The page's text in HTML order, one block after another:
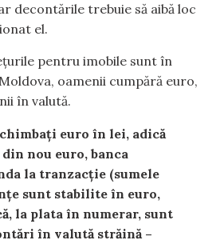
decontările trebuie să aibă loc
el.
pentru imobile sunt în
oamenii cumpără euro,
i în valută.
euro în lei, adică
din nou euro, banca
la tranzacție (sumele
sunt stabilite în euro,
la plata în numerar, sunt
în valută străină –